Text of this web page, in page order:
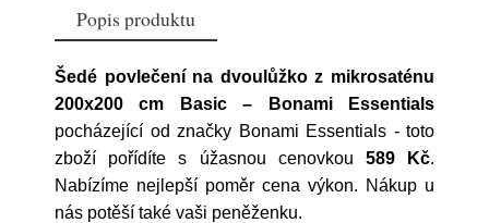
Popis produktu
Šedé povlečení na dvoulůžko z mikrosaténu
200x200 cm Basic – Bonami Essentials
pocházející od značky Bonami Essentials - toto
zboží pořídíte s úžasnou cenovkou 589 Kč.
Nabízíme nejlepší poměr cena výkon. Nákup u
nás potěší také vaši peněženku.